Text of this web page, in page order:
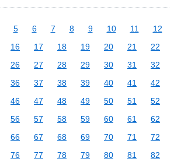
5 6 7 8 9 10 11
12
16 17 18 19 20 21
22
26 27 28 29 30 31
32
36 37 38 39 40 41
42
46 47 48 49 50 51
52
56 57 58 59 60 61
62
66 67 68 69 70 71
72
76 77 78 79 80 81
82